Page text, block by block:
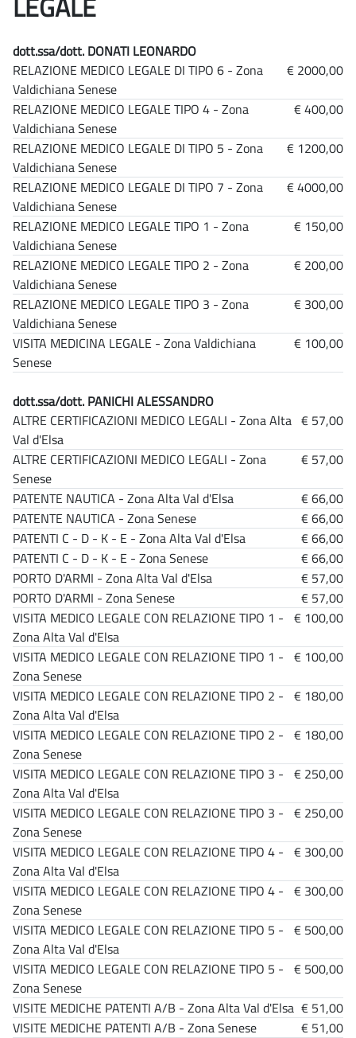
dott.ssa/dott. DONATI LEONARDO
RELAZIONE MEDICO LEGALE DI TIPO 6 - Zona
Valdichiana Senese
€ 2000,00
RELAZIONE MEDICO LEGALE TIPO 4 - Zona
Valdichiana Senese
€ 400,00
RELAZIONE MEDICO LEGALE DI TIPO 5 - Zona
Valdichiana Senese
€ 1200,00
RELAZIONE MEDICO LEGALE DI TIPO 7 - Zona
Valdichiana Senese
€ 4000,00
RELAZIONE MEDICO LEGALE TIPO 1 - Zona
Valdichiana Senese
€ 150,00
RELAZIONE MEDICO LEGALE TIPO 2 - Zona
Valdichiana Senese
€ 200,00
RELAZIONE MEDICO LEGALE TIPO 3 - Zona
Valdichiana Senese
€ 300,00
VISITA MEDICINA LEGALE - Zona Valdichiana
Senese
€ 100,00
dott.ssa/dott. PANICHI ALESSANDRO
ALTRE CERTIFICAZIONI MEDICO LEGALI - Zona Alta
Val d'Elsa
€ 57,00
ALTRE CERTIFICAZIONI MEDICO LEGALI - Zona
Senese
€ 57,00
PATENTE NAUTICA - Zona Alta Val d'Elsa
€ 66,00
PATENTE NAUTICA - Zona Senese
€ 66,00
PATENTI C - D - K - E - Zona Alta Val d'Elsa
€ 66,00
PATENTI C - D - K - E - Zona Senese
€ 66,00
PORTO D'ARMI - Zona Alta Val d'Elsa
€ 57,00
PORTO D'ARMI - Zona Senese
€ 57,00
VISITA MEDICO LEGALE CON RELAZIONE TIPO 1 -
Zona Alta Val d'Elsa
€ 100,00
VISITA MEDICO LEGALE CON RELAZIONE TIPO 1 -
Zona Senese
€ 100,00
VISITA MEDICO LEGALE CON RELAZIONE TIPO 2 -
Zona Alta Val d'Elsa
€ 180,00
VISITA MEDICO LEGALE CON RELAZIONE TIPO 2 -
Zona Senese
€ 180,00
VISITA MEDICO LEGALE CON RELAZIONE TIPO 3 -
Zona Alta Val d'Elsa
€ 250,00
VISITA MEDICO LEGALE CON RELAZIONE TIPO 3 -
Zona Senese
€ 250,00
VISITA MEDICO LEGALE CON RELAZIONE TIPO 4 -
Zona Alta Val d'Elsa
€ 300,00
VISITA MEDICO LEGALE CON RELAZIONE TIPO 4 -
Zona Senese
€ 300,00
VISITA MEDICO LEGALE CON RELAZIONE TIPO 5 -
Zona Alta Val d'Elsa
€ 500,00
VISITA MEDICO LEGALE CON RELAZIONE TIPO 5 -
Zona Senese
€ 500,00
VISITE MEDICHE PATENTI A/B - Zona Alta Val d'Elsa € 51,00
VISITE MEDICHE PATENTI A/B - Zona Senese
€ 51,00